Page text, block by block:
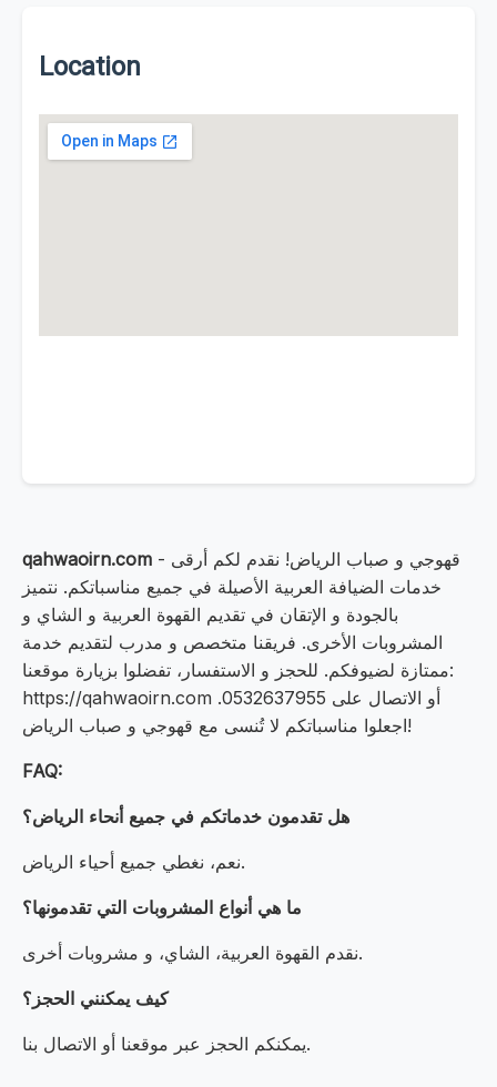
Location
qahwaoirn.com - قهوجي و صباب الرياض! نقدم لكم أرقى
خدمات الضيافة العربية الأصيلة في جميع مناسباتكم. نتميز
بالجودة و الإتقان في تقديم القهوة العربية و الشاي و
المشروبات الأخرى. فريقنا متخصص و مدرب لتقديم خدمة
ممتازة لضيوفكم. للحجز و الاستفسار، تفضلوا بزيارة موقعنا:
https://qahwaoirn.com أو الاتصال على 0532637955.
اجعلوا مناسباتكم لا تُنسى مع قهوجي و صباب الرياض!
FAQ:
هل تقدمون خدماتكم في جميع أنحاء الرياض؟
نعم، نغطي جميع أحياء الرياض.
ما هي أنواع المشروبات التي تقدمونها؟
نقدم القهوة العربية، الشاي، و مشروبات أخرى.
كيف يمكنني الحجز؟
يمكنكم الحجز عبر موقعنا أو الاتصال بنا.